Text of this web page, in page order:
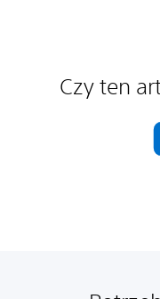
Czy ten